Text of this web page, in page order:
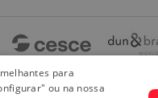
para
ou na nossa